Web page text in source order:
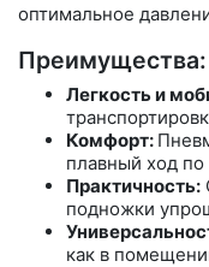
оптимальное
Преимущества:
Легкость и
Комфорт:
плавный ход
Практичность:
подножки
как в